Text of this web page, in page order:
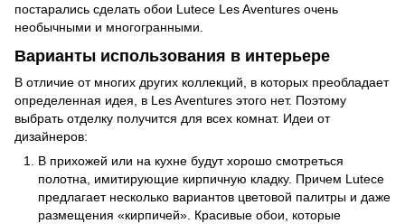
постарались сделать обои Lutece Les Aventures очень
необычными и многогранными.
Варианты использования в интерьере
В отличие от многих других коллекций, в которых преобладает
определенная идея, в Les Aventures этого нет. Поэтому
выбрать отделку получится для всех комнат. Идеи от
дизайнеров:
В прихожей или на кухне будут хорошо смотреться
полотна, имитирующие кирпичную кладку. Причем Lutece
предлагает несколько вариантов цветовой палитры и даже
размещения «кирпичей». Красивые обои, которые